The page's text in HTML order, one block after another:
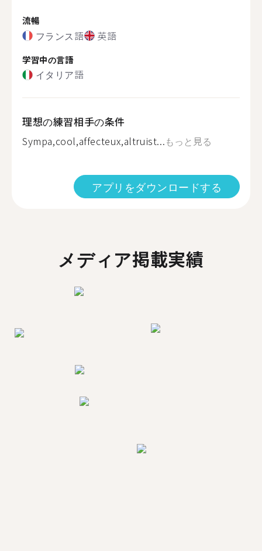
流暢
フランス語 英語
学習中の言語
イタリア語
理想の練習相手の条件
Sympa,cool,affecteux,altruist...もっと見る
アプリをダウンロードする
メディア掲載実績